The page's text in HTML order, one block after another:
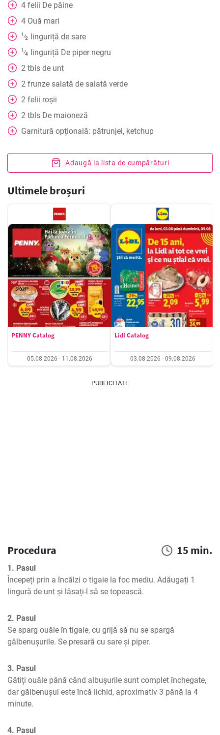
4 felii De pâine
4 Ouă mari
1⁄2 linguriță de sare
1⁄4 linguriță De piper negru
2 tbls de unt
2 frunze salată de salată verde
2 felii roșii
2 tbls De maioneză
Garnitură opțională: pătrunjel, ketchup
Adaugă la lista de cumpărături
Ultimele broșuri
PENNY Catalog
05.08.2026 - 11.08.2026
Lidl Catalog
03.08.2026 - 09.08.2026
PUBLICITATE
Procedura 15 min.
1. Pasul
Începeți prin a încălzi o tigaie la foc mediu. Adăugați 1
lingură de unt și lăsați-l să se topească.
2. Pasul
Se sparg ouăle în tigaie, cu grijă să nu se spargă
gălbenușurile. Se presară cu sare și piper.
3. Pasul
Gătiți ouăle până când albușurile sunt complet închegate,
dar gălbenușul este încă lichid, aproximativ 3 până la 4
minute.
4. Pasul